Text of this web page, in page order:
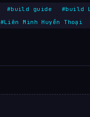
#build guide #build
#Liên Minh Huyền Thoại